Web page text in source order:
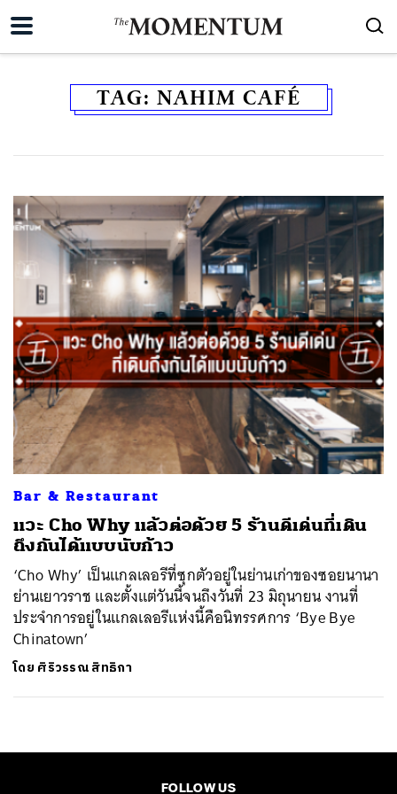
TAG: NAHIM CAFÉ
Bar & Restaurant
แวะ Cho Why แล้วต่อด้วย 5 ร้านดีเด่นที่เดิน
ถึงกันได้แบบนับก้าว
‘Cho Why’ เป็นแกลเลอรีที่ซุกตัวอยู่ในย่านเก่าของซอยนานา
ย่านเยาวราช และตั้งแต่วันนี้จนถึงวันที่ 23 มิถุนายน งานที่
ประจำการอยู่ในแกลเลอรีแห่งนี้คือนิทรรศการ ‘Bye Bye
Chinatown’
โดย ศิริวรรณ สิทธิกา
FOLLOW US
ค้นหา
SHARE TWEET LINE EMAIL